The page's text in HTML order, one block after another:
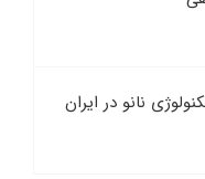
نانو در ایران